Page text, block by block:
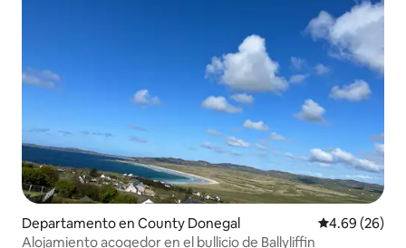
Departamento en County Donegal Calificación
4.69 (26)
Alojamiento acogedor en el bullicio de Ballyliffin